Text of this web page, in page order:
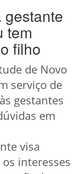
tem
filho
de Novo
serviço de
gestantes
em
visa
interesses